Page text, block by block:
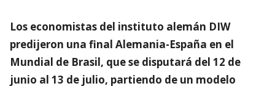
Los economistas del instituto alemán DIW
predijeron una final Alemania-España en el
Mundial de Brasil, que se disputará del 12 de
junio al 13 de julio, partiendo de un modelo